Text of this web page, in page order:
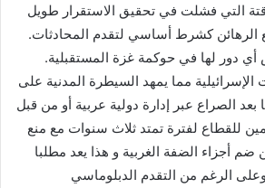
التي فشلت في تحقيق الاستقرار طويل
الرهائن كشرط أساسي لتقدم المحادثات.
دور لها في حوكمة غزة المستقبلية.
مما يمهد السيطرة المدنية على
الصراع عبر إدارة دولية عربية أو من قبل
للقطاع لفترة تمتد ثلاث سنوات مع منع
أجزاء الضفة الغربية و هذا يعد مطلبا
الرغم من التقدم الدبلوماسي